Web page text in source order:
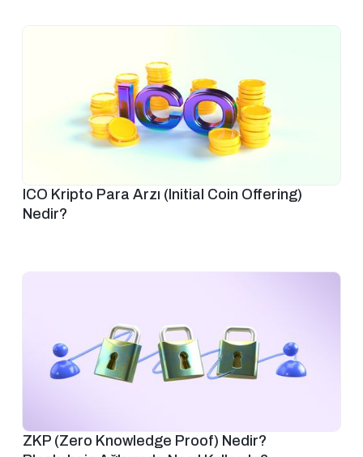
ICO Kripto Para Arzı (Initial Coin Offering)
Nedir?
ZKP (Zero Knowledge Proof) Nedir?